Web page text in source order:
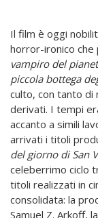
Il film è oggi
horror-ironico che
vampiro del
piccola bottega
culto, con tanto di
derivati. I tempi
accanto a simili
arrivati i titoli
del giorno di San
celeberrimo ciclo
titoli realizzati in
consolidata: la
Samuel Z. Arkoff,